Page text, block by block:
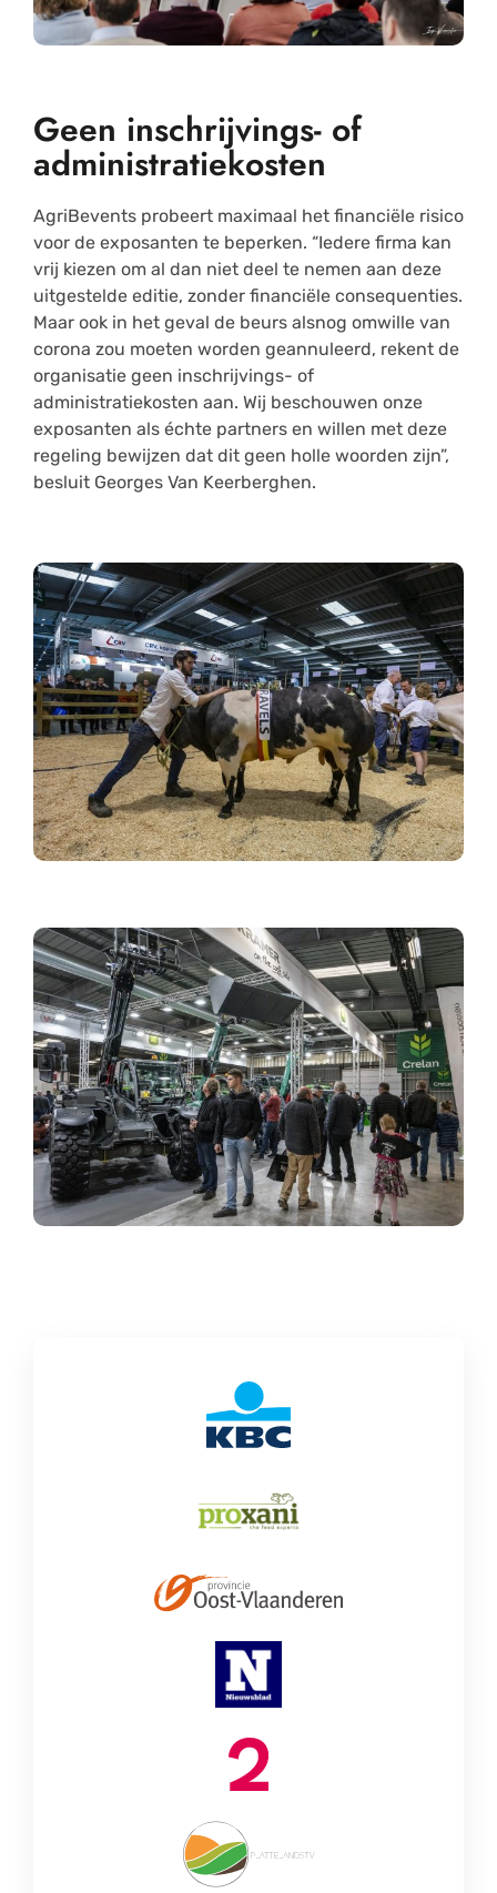
Geen inschrijvings- of
administratiekosten
AgriBevents probeert maximaal het financiële risico
voor de exposanten te beperken. “Iedere firma kan
vrij kiezen om al dan niet deel te nemen aan deze
uitgestelde editie, zonder financiële consequenties.
Maar ook in het geval de beurs alsnog omwille van
corona zou moeten worden geannuleerd, rekent de
organisatie geen inschrijvings- of
administratiekosten aan. Wij beschouwen onze
exposanten als échte partners en willen met deze
regeling bewijzen dat dit geen holle woorden zijn”,
besluit Georges Van Keerberghen.